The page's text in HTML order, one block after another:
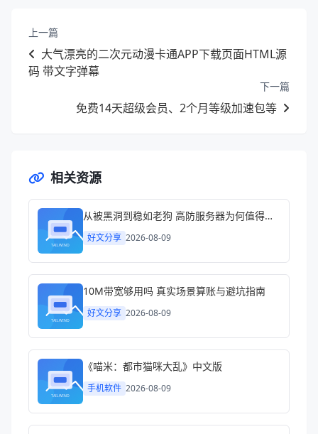
上一篇
大气漂亮的二次元动漫卡通APP下载页面HTML源
码 带文字弹幕
下一篇
免费14天超级会员、2个月等级加速包等
相关资源
从被黑洞到稳如老狗 高防服务器为何值得认真考虑
好文分享 2026-08-09
10M带宽够用吗 真实场景算账与避坑指南
好文分享 2026-08-09
《喵米：都市猫咪大乱》中文版
手机软件 2026-08-09